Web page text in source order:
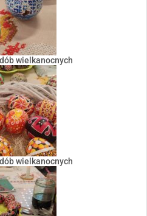
wielkanocnych
wielkanocnych